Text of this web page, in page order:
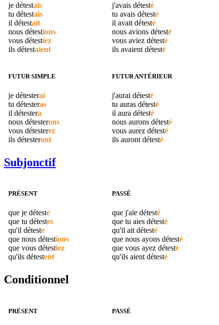
je détestais
tu détestais
il détestait
nous détestions
vous détestiez
ils détestaient
j'avais détesté
tu avais détesté
il avait détesté
nous avions détesté
vous aviez détesté
ils avaient détesté
FUTUR SIMPLE
je détesterai
tu détesteras
il détestera
nous détesterons
vous détesterez
ils détesteront
FUTUR ANTÉRIEUR
j'aurai détesté
tu auras détesté
il aura détesté
nous aurons détesté
vous aurez détesté
ils auront détesté
Subjonctif
PRÉSENT
que je déteste
que tu détestes
qu'il déteste
que nous détestions
que vous détestiez
qu'ils détestent
PASSÉ
que j'aie détesté
que tu aies détesté
qu'il aitdétesté
que nous ayons détesté
que vous ayez détesté
qu'ils aientdétesté
Conditionnel
PRÉSENT PASSÉ